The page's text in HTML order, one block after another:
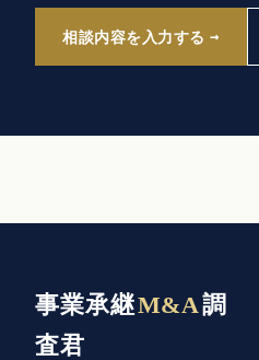
相談内容を入力する
事業承継M&A調
査君